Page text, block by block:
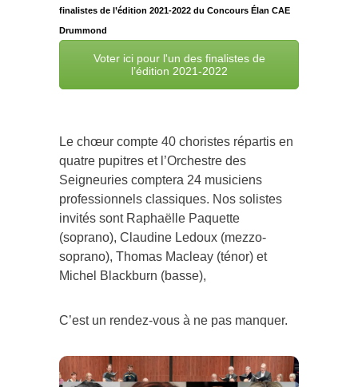
finalistes de l’édition 2021-2022 du Concours Élan CAE
Drummond
Voter ici pour l'un des finalistes de
l’édition 2021-2022
Le chœur compte 40 choristes répartis en
quatre pupitres et l’Orchestre des
Seigneuries comptera 24 musiciens
professionnels classiques. Nos solistes
invités sont Raphaëlle Paquette
(soprano), Claudine Ledoux (mezzo-
soprano), Thomas Macleay (ténor) et
Michel Blackburn (basse),
C’est un rendez-vous à ne pas manquer.